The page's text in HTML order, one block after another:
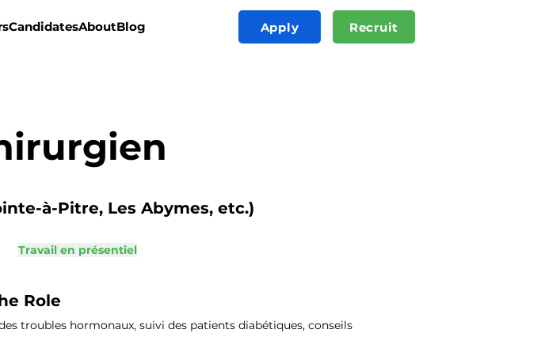
CandidatesAboutBlog Apply Recruit
à-Pitre, Les Abymes, etc.)
Travail en présentiel
Role
troubles hormonaux, suivi des patients diabétiques, conseils